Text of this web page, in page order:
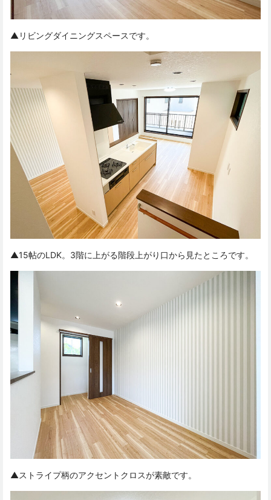
▲リビングダイニングスペースです。
▲15帖のLDK。3階に上がる階段上がり口から見たところです。
▲ストライプ柄のアクセントクロスが素敵です。